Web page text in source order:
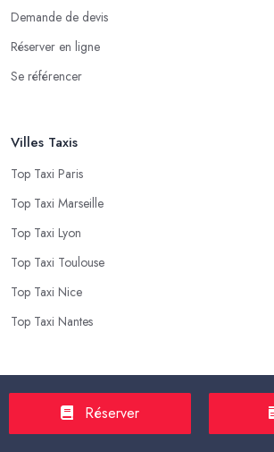
Demande de devis
Réserver en ligne
Se référencer
Villes Taxis
Top Taxi Paris
Top Taxi Marseille
Top Taxi Lyon
Top Taxi Toulouse
Top Taxi Nice
Top Taxi Nantes
Tarif Course TaxiRéserver